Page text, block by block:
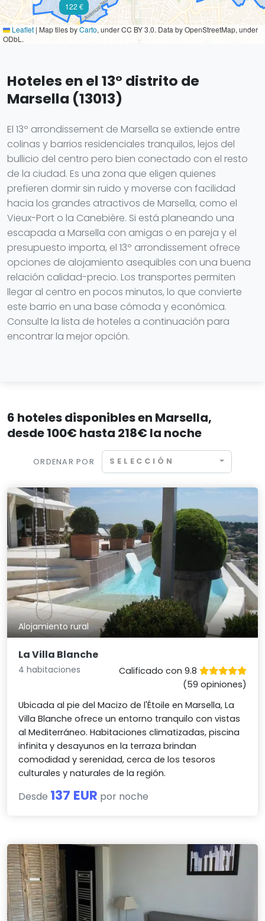
122 €
Leaflet | Map tiles byCarto, under CC BY 3.0. Data by OpenStreetMap, under
ODbL.
Hoteles en el 13° distrito de
Marsella (13013)
El 13º arrondissement de Marsella se extiende entre
colinas y barrios residenciales tranquilos, lejos del
bullicio del centro pero bien conectado con el resto
de la ciudad. Es una zona que eligen quienes
prefieren dormir sin ruido y moverse con facilidad
hacia los grandes atractivos de Marsella, como el
Vieux-Port o la Canebière. Si está planeando una
escapada a Marsella con amigas o en pareja y el
presupuesto importa, el 13º arrondissement ofrece
opciones de alojamiento asequibles con una buena
relación calidad-precio. Los transportes permiten
llegar al centro en pocos minutos, lo que convierte
este barrio en una base cómoda y económica.
Consulte la lista de hoteles a continuación para
encontrar la mejor opción.
6 hoteles disponibles en Marsella,
desde 100€ hasta 218€ la noche
ORDENAR POR SELECCIÓN
Alojamiento rural
La Villa Blanche
4 habitaciones
Calificado con 9.8
(59 opiniones)
Ubicada al pie del Macizo de l'Étoile en Marsella, La
Villa Blanche ofrece un entorno tranquilo con vistas
al Mediterráneo. Habitaciones climatizadas, piscina
infinita y desayunos en la terraza brindan
comodidad y serenidad, cerca de los tesoros
culturales y naturales de la región.
Desde 137 EUR por noche